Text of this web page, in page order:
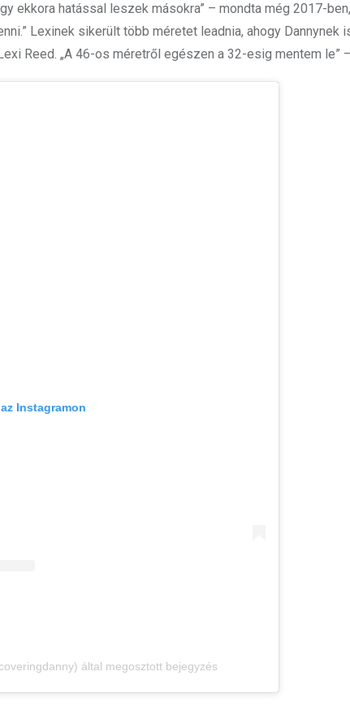
ekkora hatással leszek másokra” – mondta még 2017-
Lexinek sikerült több méretet leadnia, ahogy Dannynek
Reed. „A 46-os méretről egészen a 32-esig mentem le”
Instagramon
által megosztott bejegyzés